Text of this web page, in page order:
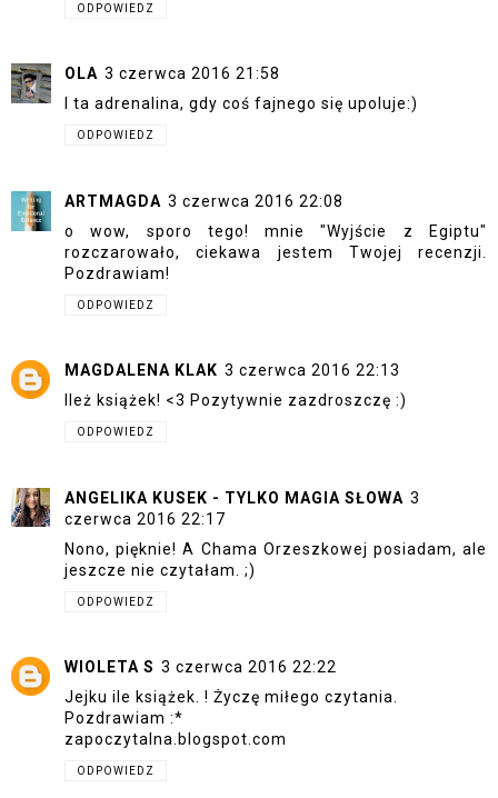
ODPOWIEDZ
OLA 3 czerwca 2016 21:58
I ta adrenalina, gdy coś fajnego się upoluje:)
ODPOWIEDZ
ARTMAGDA 3 czerwca 2016 22:08
o wow, sporo tego! mnie "Wyjście z Egiptu"
rozczarowało, ciekawa jestem Twojej recenzji.
Pozdrawiam!
ODPOWIEDZ
MAGDALENA KLAK 3 czerwca 2016 22:13
Ileż książek! <3 Pozytywnie zazdroszczę :)
ODPOWIEDZ
ANGELIKA KUSEK - TYLKO MAGIA SŁOWA 3
czerwca 2016 22:17
Nono, pięknie! A Chama Orzeszkowej posiadam, ale
jeszcze nie czytałam. ;)
ODPOWIEDZ
WIOLETA S 3 czerwca 2016 22:22
Jejku ile książek. ! Życzę miłego czytania.
Pozdrawiam :*
zapoczytalna.blogspot.com
ODPOWIEDZ